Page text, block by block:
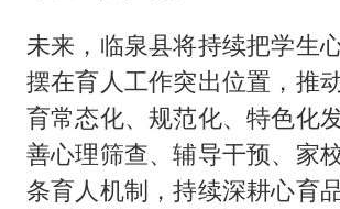
未来，临泉县将持续把学生
摆在育人工作突出位置，推
育常态化、规范化、特色化
善心理筛查、辅导干预、家
条育人机制，持续深耕心育